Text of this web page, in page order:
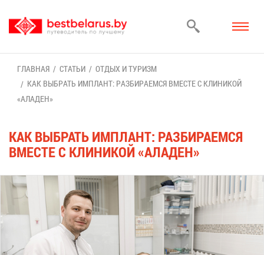
ГЛАВ­НАЯ СТА­ТЬИ
ОТ­ДЫХ И ТУ­РИЗМ
КАК ВЫ­БРАТЬ ИМ­ПЛАНТ: РАЗ­БИ­РА­ЕМ­СЯ ВМЕ­СТЕ С КЛИ­НИ­КОЙ
«АЛА­ДЕН»
КАК ВЫ­БРАТЬ ИМ­ПЛАНТ: РАЗ­БИ­РА­ЕМ­СЯ
ВМЕ­СТЕ С КЛИ­НИ­КОЙ «АЛА­ДЕН»